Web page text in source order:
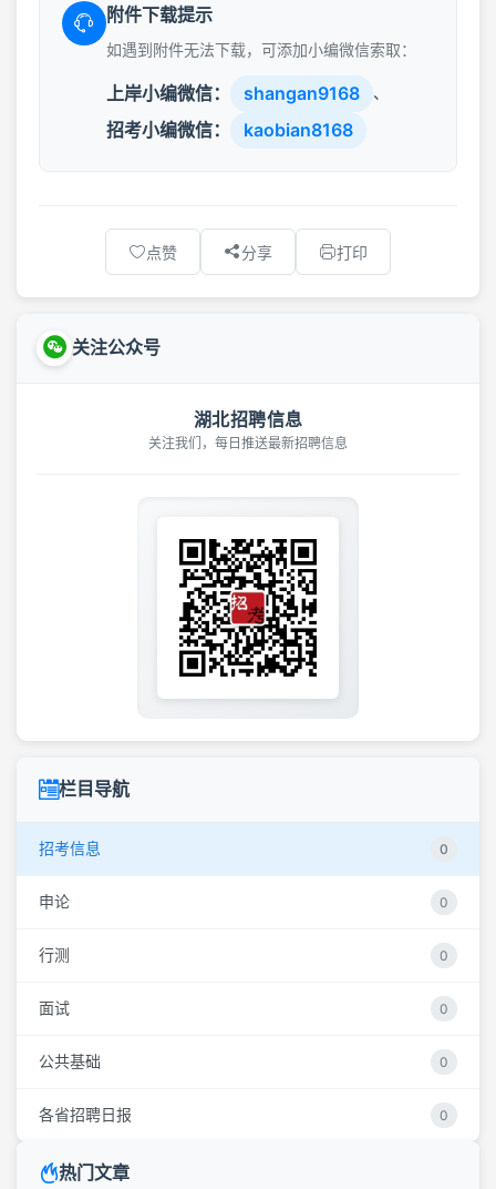
附件下载提示
如遇到附件无法下载，可添加小编微信索取：
上岸小编微信： shangan9168 、
招考小编微信： kaobian8168
点赞 分享 打印
关注公众号
湖北招聘信息
关注我们，每日推送最新招聘信息
栏目导航
招考信息 0
申论 0
行测 0
面试 0
公共基础 0
各省招聘日报 0
热门文章